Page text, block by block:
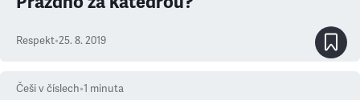
Respekt•25. 8. 2019
Češi v číslech•1 minuta